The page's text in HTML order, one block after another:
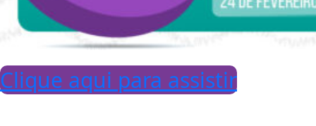
Clique aqui para assistir